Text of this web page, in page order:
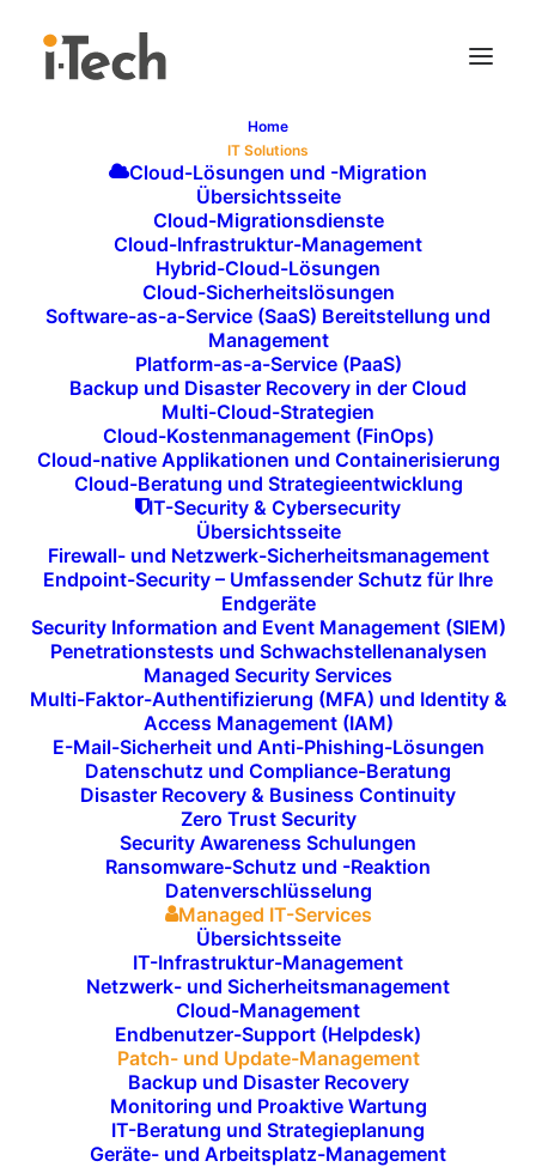
Home
IT Solutions
Cloud-Lösungen und -Migration
Übersichtsseite
Cloud-Migrationsdienste
Cloud-Infrastruktur-Management
Hybrid-Cloud-Lösungen
Cloud-Sicherheitslösungen
Software-as-a-Service (SaaS) Bereitstellung und
Management
Platform-as-a-Service (PaaS)
Backup und Disaster Recovery in der Cloud
Multi-Cloud-Strategien
Cloud-Kostenmanagement (FinOps)
Cloud-native Applikationen und Containerisierung
Cloud-Beratung und Strategieentwicklung
IT-Security & Cybersecurity
Übersichtsseite
Firewall- und Netzwerk-Sicherheitsmanagement
Endpoint-Security – Umfassender Schutz für Ihre
Endgeräte
Security Information and Event Management (SIEM)
Penetrationstests und Schwachstellenanalysen
Managed Security Services
Multi-Faktor-Authentifizierung (MFA) und Identity &
Access Management (IAM)
E-Mail-Sicherheit und Anti-Phishing-Lösungen
Datenschutz und Compliance-Beratung
Disaster Recovery & Business Continuity
Zero Trust Security
Security Awareness Schulungen
Ransomware-Schutz und -Reaktion
Datenverschlüsselung
Managed IT-Services
Übersichtsseite
IT-Infrastruktur-Management
Netzwerk- und Sicherheitsmanagement
Cloud-Management
Endbenutzer-Support (Helpdesk)
Patch- und Update-Management
Backup und Disaster Recovery
Monitoring und Proaktive Wartung
IT-Beratung und Strategieplanung
Geräte- und Arbeitsplatz-Management
PATCH- UND UPDATE-
MANAGEMENT –
SICHERHEIT UND
STABILITÄT FÜR IHRE IT-
SYSTEME
In der modernen IT-Landschaft ist die regelmäßige
Aktualisierung von Software und Systemen
unerlässlich, um Sicherheitslücken zu schließen und
die Stabilität der IT-Infrastruktur zu gewährleisten.
Patch- und Update-Management ist dabei ein
zentraler Prozess, um sicherzustellen, dass Ihre
Systeme immer auf dem neuesten Stand sind und
optimal funktionieren. Ob Betriebssysteme,
Anwendungen oder Sicherheitslösungen – wir
übernehmen für Sie die Verwaltung, Installation und
Überwachung aller Updates und Patches, um Ihre
Systeme sicher und zuverlässig zu halten.
JETZT KONTAKT AUFNEHMEN
Automatische oder
manuelle Installation von